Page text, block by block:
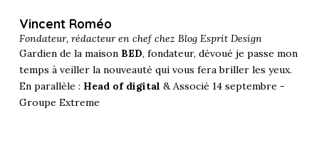
Vincent Roméo
Fondateur, rédacteur en chef chez Blog Esprit Design
Gardien de la maison BED, fondateur, dévoué je passe mon
temps à veiller la nouveauté qui vous fera briller les yeux.
En parallèle : Head of digital & Associé 14 septembre -
Groupe Extreme